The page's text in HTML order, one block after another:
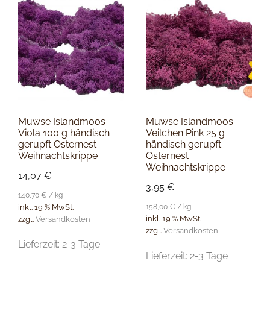
Muwse Islandmoos
Viola 100 g händisch
gerupft Osternest
Weihnachtskrippe
14,07 €
140,70 € / kg
inkl. 19 % MwSt.
zzgl. Versandkosten
Lieferzeit: 2-3 Tage
Muwse Islandmoos
Veilchen Pink 25 g
händisch gerupft
Osternest
Weihnachtskrippe
3,95€
158,00€ / kg
inkl. 19 % MwSt.
zzgl.Versandkosten
Lieferzeit:2-3 Tage